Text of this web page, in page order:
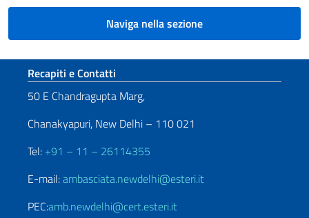
Naviga nella sezione
Sezione footer
Recapiti e Contatti
50 E Chandragupta Marg,
Chanakyapuri, New Delhi – 110 021
Tel: +91 – 11 – 26114355
E-mail:ambasciata.newdelhi@esteri.it
PEC:amb.newdelhi@cert.esteri.it